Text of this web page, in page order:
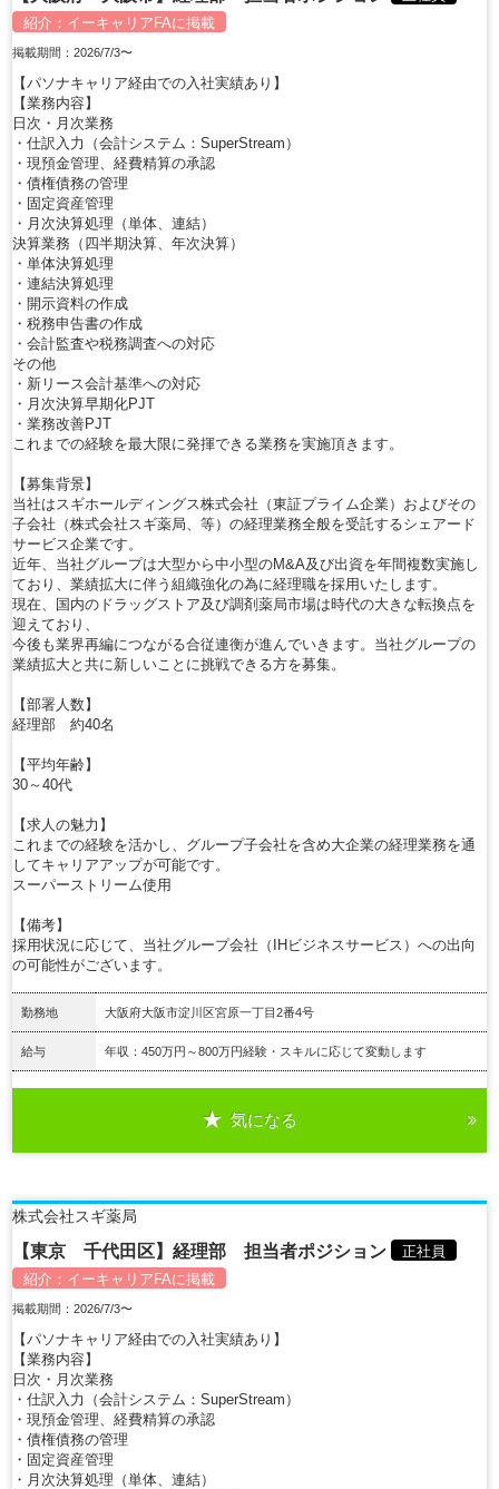
紹介： イーキャリアFAに掲載
掲載期間：2026/7/3〜
【パソナキャリア経由での入社実績あり】
【業務内容】
日次・月次業務
・仕訳入力（会計システム：SuperStream）
・現預金管理、経費精算の承認
・債権債務の管理
・固定資産管理
・月次決算処理（単体、連結）
決算業務（四半期決算、年次決算）
・単体決算処理
・連結決算処理
・開示資料の作成
・税務申告書の作成
・会計監査や税務調査への対応
その他
・新リース会計基準への対応
・月次決算早期化PJT
・業務改善PJT
これまでの経験を最大限に発揮できる業務を実施頂きます。
【募集背景】
当社はスギホールディングス株式会社（東証プライム企業）およびその
子会社（株式会社スギ薬局、等）の経理業務全般を受託するシェアード
サービス企業です。
近年、当社グループは大型から中小型のM&A及び出資を年間複数実施し
ており、業績拡大に伴う組織強化の為に経理職を採用いたします。
現在、国内のドラッグストア及び調剤薬局市場は時代の大きな転換点を
迎えており、
今後も業界再編につながる合従連衡が進んでいきます。当社グループの
業績拡大と共に新しいことに挑戦できる方を募集。
【部署人数】
経理部 約40名
【平均年齢】
30～40代
【求人の魅力】
これまでの経験を活かし、グループ子会社を含め大企業の経理業務を通
してキャリアアップが可能です。
スーパーストリーム使用
【備考】
採用状況に応じて、当社グループ会社（IHビジネスサービス）への出向
の可能性がございます。
勤務地 大阪府大阪市淀川区宮原一丁目2番4号
給与 年収：450万円～800万円経験・スキルに応じて変動します
気になる
株式会社スギ薬局
【東京 千代田区】経理部 担当者ポジション
正社員
紹介： イーキャリアFAに掲載
掲載期間：2026/7/3〜
【パソナキャリア経由での入社実績あり】
【業務内容】
日次・月次業務
・仕訳入力（会計システム：SuperStream）
・現預金管理、経費精算の承認
・債権債務の管理
・固定資産管理
・月次決算処理（単体、連結）